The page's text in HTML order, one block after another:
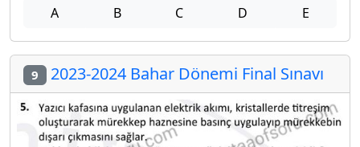
A B C D E
9 2023-2024 Bahar Dönemi Final Sınavı